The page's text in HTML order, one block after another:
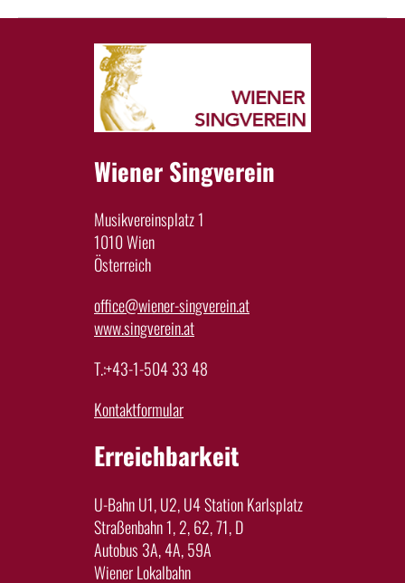
Wiener Singverein
Musikvereinsplatz 1
1010 Wien
Österreich
office@wiener-singverein.at
www.singverein.at
T.:+43-1-504 33 48
Kontaktformular
Erreichbarkeit
U-Bahn U1, U2, U4 Station Karlsplatz
Straßenbahn 1, 2, 62, 71, D
Autobus 3A, 4A, 59A
Wiener Lokalbahn